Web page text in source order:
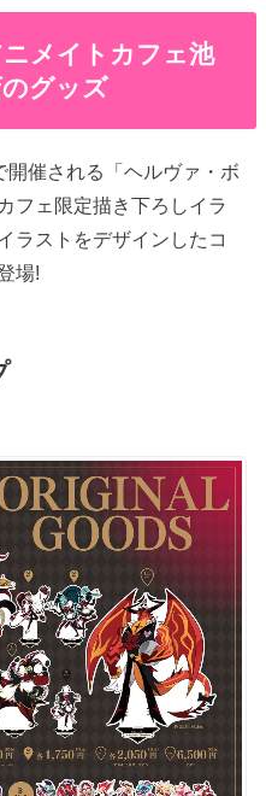
メイトカフェ池
グッズ
催される「ヘルヴァ・ボ
フェ限定描き下ろしイラ
ラストをデザインしたコ
場!